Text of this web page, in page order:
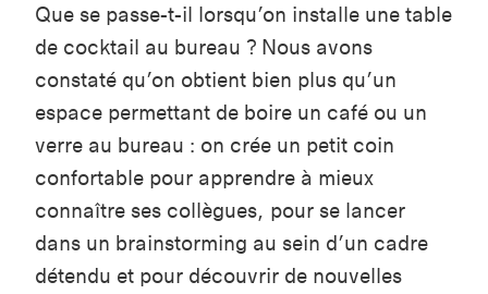
Que se passe-t-il lorsqu’on installe une table
de cocktail au bureau ? Nous avons
constaté qu’on obtient bien plus qu’un
espace permettant de boire un café ou un
verre au bureau : on crée un petit coin
confortable pour apprendre à mieux
connaître ses collègues, pour se lancer
dans un brainstorming au sein d’un cadre
détendu et pour découvrir de nouvelles